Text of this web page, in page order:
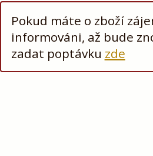
Pokud máte o zboží
informováni, až bude
zadat poptávku zde